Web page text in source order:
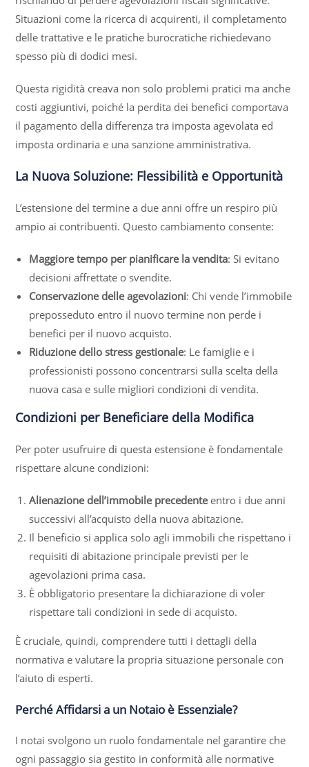
Situazioni come la ricerca di acquirenti, il completamento
delle trattative e le pratiche burocratiche richiedevano
spesso più di dodici mesi.
Questa rigidità creava non solo problemi pratici ma anche
costi aggiuntivi, poiché la perdita dei benefici comportava
il pagamento della differenza tra imposta agevolata ed
imposta ordinaria e una sanzione amministrativa.
La Nuova Soluzione: Flessibilità e Opportunità
L’estensione del termine a due anni offre un respiro più
ampio ai contribuenti. Questo cambiamento consente:
Maggiore tempo per pianificare la vendita: Si evitano
decisioni affrettate o svendite.
Conservazione delle agevolazioni: Chi vende l’immobile
preposseduto entro il nuovo termine non perde i
benefici per il nuovo acquisto.
Riduzione dello stress gestionale: Le famiglie e i
professionisti possono concentrarsi sulla scelta della
nuova casa e sulle migliori condizioni di vendita.
Condizioni per Beneficiare della Modifica
Per poter usufruire di questa estensione è fondamentale
rispettare alcune condizioni:
Alienazione dell’immobile precedenteentro i due anni
successivi all’acquisto della nuova abitazione.
Il beneficio si applica solo agli immobili che rispettano i
requisiti di abitazione principale previsti per le
agevolazioni prima casa.
È obbligatorio presentare la dichiarazione di voler
rispettare tali condizioni in sede di acquisto.
È cruciale, quindi, comprendere tutti i dettagli della
normativa e valutare la propria situazione personale con
l’aiuto di esperti.
Perché Affidarsi a un Notaio è Essenziale?
I notai svolgono un ruolo fondamentale nel garantire che
ogni passaggio sia gestito in conformità alle normative